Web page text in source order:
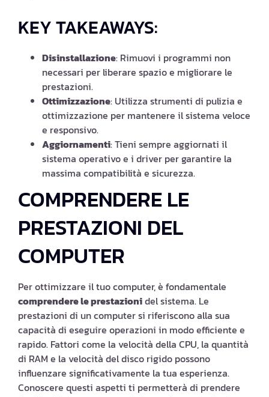
KEY TAKEAWAYS:
Disinstallazione: Rimuovi i programmi non
necessari per liberare spazio e migliorare le
prestazioni.
Ottimizzazione: Utilizza strumenti di pulizia e
ottimizzazione per mantenere il sistema veloce
e responsivo.
Aggiornamenti: Tieni sempre aggiornati il
sistema operativo e i driver per garantire la
massima compatibilità e sicurezza.
COMPRENDERE LE
PRESTAZIONI DEL
COMPUTER
Per ottimizzare il tuo computer, è fondamentale
comprendere le prestazionidel sistema. Le
prestazioni di un computer si riferiscono alla sua
capacità di eseguire operazioni in modo efficiente e
rapido. Fattori come la velocità della CPU, la quantità
di RAM e la velocità del disco rigido possono
influenzare significativamente la tua esperienza.
Conoscere questi aspetti ti permetterà di prendere